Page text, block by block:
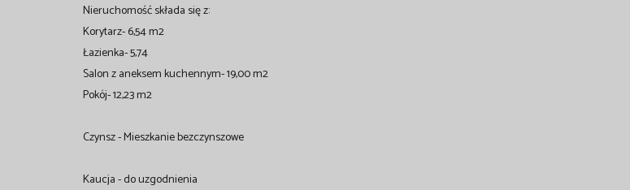
Nieruchomość składa się z:
Korytarz- 6,54 m2
Łazienka- 5,74
Salon z aneksem kuchennym- 19,00 m2
Pokój- 12,23 m2
Czynsz - Mieszkanie bezczynszowe
Kaucja - do uzgodnienia